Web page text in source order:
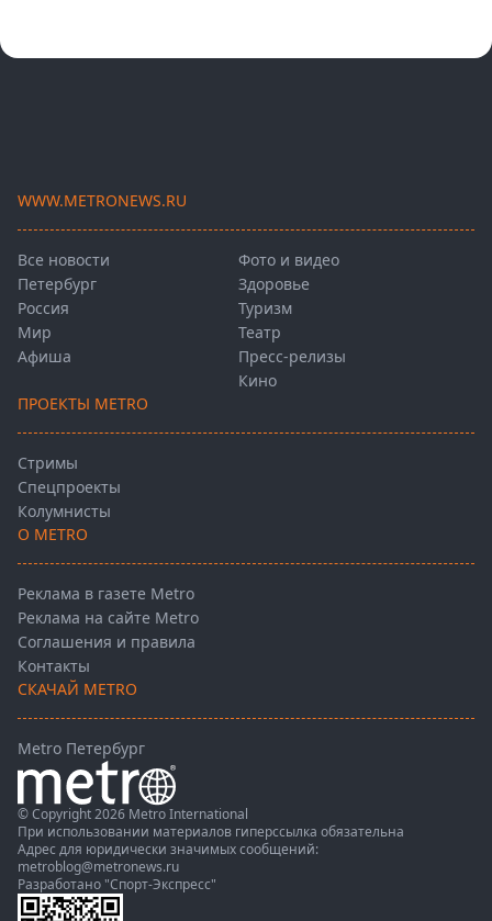
WWW.METRONEWS.RU
Все новости
Петербург
Россия
Мир
Афиша
Фото и видео
Здоровье
Туризм
Театр
Пресс-релизы
Кино
ПРОЕКТЫ METRO
Стримы
Спецпроекты
Колумнисты
О METRO
Реклама в газете Metro
Реклама на сайте Metro
Соглашения и правила
Контакты
СКАЧАЙ METRO
Metro Петербург
© Copyright 2026 Metro International
При использовании материалов гиперссылка обязательна
Адрес для юридически значимых сообщений:
metroblog@metronews.ru
Разработано "Спорт-Экспресс"